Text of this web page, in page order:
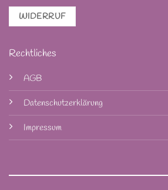
WIDERRUF
Rechtliches
AGB
Datenschutzerklärung
Impressum